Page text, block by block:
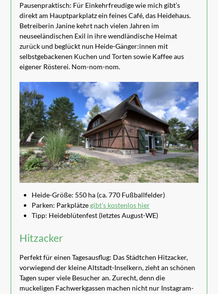
Pausenpraktisch: Für Einkehrfreudige wie mich gibt’s
direkt am Hauptparkplatz ein feines Café, das Heidehaus.
Betreiberin Janine kehrt nach vielen Jahren im
neuseeländischen Exil in ihre wendländische Heimat
zurück und beglückt nun Heide-Gänger:innen mit
selbstgebackenen Kuchen und Torten sowie Kaffee aus
eigener Rösterei. Nom-nom-nom.
Heide-Größe: 550 ha (ca. 770 Fußballfelder)
Parken: Parkplätzegibt’s kostenlos hier
Tipp: Heideblütenfest (letztes August-WE)
Hitzacker
Perfekt für einen Tagesausflug: Das Städtchen Hitzacker,
vorwiegend der kleine Altstadt-Inselkern, zieht an schönen
Tagen super viele Besucher an. Zurecht, denn die
muckeligen Fachwerkgassen machen nicht nur Instagram-